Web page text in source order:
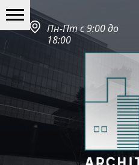
Пн-Пт с 9:00 до
18:00